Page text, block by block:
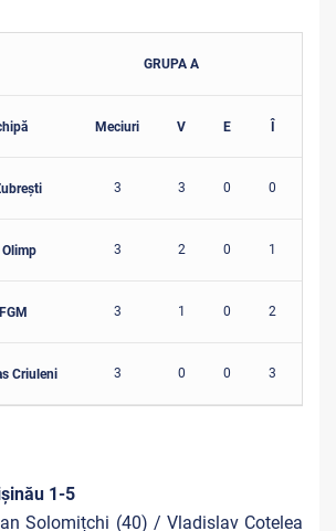
GRUPA A
Meciuri V E Î
3 3 0 0
Olimp 3 2 0 1
3 1 0 2
Criuleni 3 0 0 3
1-5
Solomițchi (40) / Vladislav Cotelea